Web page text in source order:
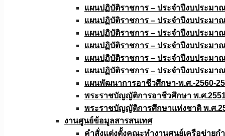
แผนปฏิบัติราชการ – ประจำปีงบประมา
แผนปฏิบัติราชการ – ประจำปีงบประมา
แผนปฏิบัติราชการ – ประจำปีงบประมา
แผนปฏิบัติราชการ – ประจำปีงบประมา
แผนปฏิบัติราชการ – ประจำปีงบประมา
แผนปฏิบัติราชการ – ประจำปีงบประมา
แผนพัฒนาการอาชีวศึกษา-พ.ศ.-2560-
พระราชบัญญัติการอาชีวศึกษา พ.ศ
พระราชบัญญัติการศึกษาแห่งชาติ พ.ศ
งานศูนย์ข้อมูลสารสนเทศ
คำสั่งแต่งตั้งคณะทำงานศูนย์เครือข่าย